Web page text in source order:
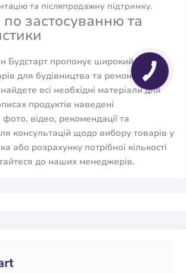
та післяпродажну підтримку.
по застосуванню та
Будстарт пропонує широкий
для будівництва та ремонту в
всі необхідні матеріали для
продуктів наведені
відео, рекомендації та
консультацій щодо вибору товарів у
або розрахунку потрібної кількості
до наших менеджерів.